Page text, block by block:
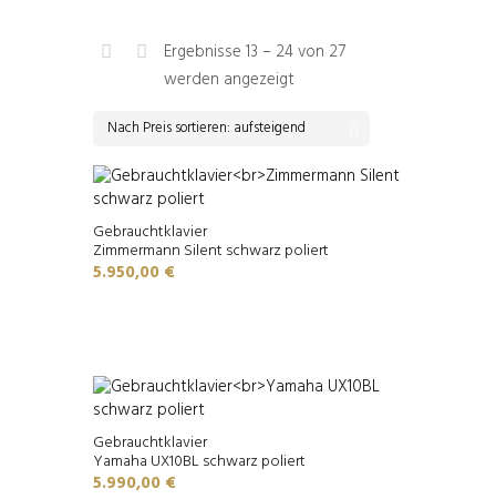
Ergebnisse 13 – 24 von 27
werden angezeigtNach
sortiert:
aufsteigend
Gebrauchtklavier
Zimmermann Silent schwarz poliert
5.950,00 €
Gebrauchtklavier
Yamaha UX10BL schwarz poliert
5.990,00 €